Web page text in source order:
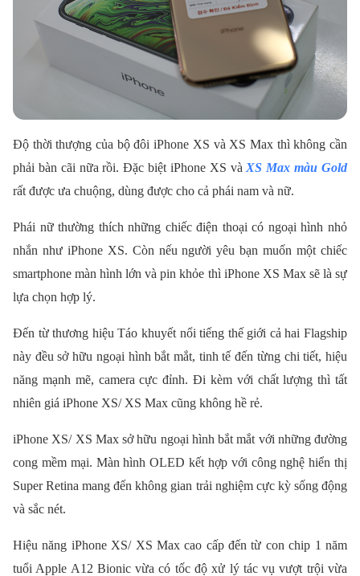
Độ thời thượng của bộ đôi iPhone XS và XS Max thì không cần
phải bàn cãi nữa rồi. Đặc biệt iPhone XS và XS Max màu Gold
rất được ưa chuộng, dùng được cho cả phái nam và nữ.
Phái nữ thường thích những chiếc điện thoại có ngoại hình nhỏ
nhắn như iPhone XS. Còn nếu người yêu bạn muốn một chiếc
smartphone màn hình lớn và pin khỏe thì iPhone XS Max sẽ là sự
lựa chọn hợp lý.
Đến từ thương hiệu Táo khuyết nổi tiếng thế giới cả hai Flagship
này đều sở hữu ngoại hình bắt mắt, tinh tế đến từng chi tiết, hiệu
năng mạnh mẽ, camera cực đỉnh. Đi kèm với chất lượng thì tất
nhiên giá iPhone XS/ XS Max cũng không hề rẻ.
iPhone XS/ XS Max sở hữu ngoại hình bắt mắt với những đường
cong mềm mại. Màn hình OLED kết hợp với công nghệ hiển thị
Super Retina mang đến không gian trải nghiệm cực kỳ sống động
và sắc nét.
Hiệu năng iPhone XS/ XS Max cao cấp đến từ con chip 1 năm
tuổi Apple A12 Bionic vừa có tốc độ xử lý tác vụ vượt trội vừa